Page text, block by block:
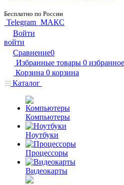
Бесплатно по России
Telegram МАКС
Войти
войти
Сравнение0
Избранные товары 0 избранное
Корзина 0 корзина
Каталог
Компьютеры
Ноутбуки
Процессоры
Видеокарты